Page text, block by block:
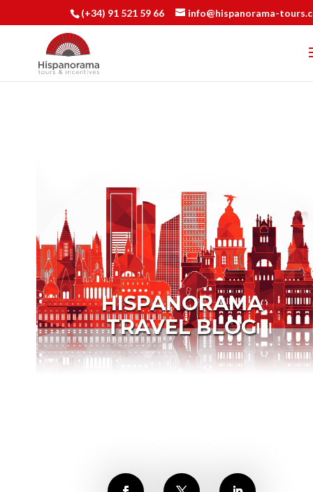
(+34) 91 521 59 66 info@hispanorama-
HISPANORAMA
TRAVEL BLOG